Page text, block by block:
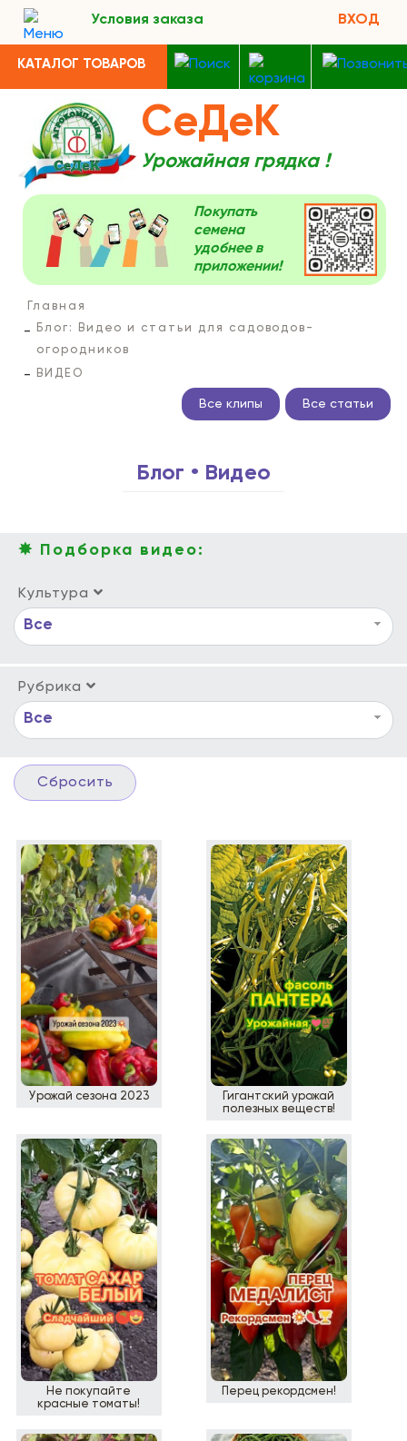
Условия заказа ВХОД
КАТАЛОГ ТОВАРОВ
СеДеК
Урожайная грядка !
Покупать
семена
удобнее в
приложении!
Главная
Блог: Видео и статьи для садоводов-
огородников
ВИДЕО
Все клипы Все статьи
Блог • Видео
✸ Подборка видео:
Культура
Все
Рубрика
Все
Урожай сезона 2023
Гигантский урожай
полезных веществ!
Не покупайте
красные томаты!
Перец рекордсмен!